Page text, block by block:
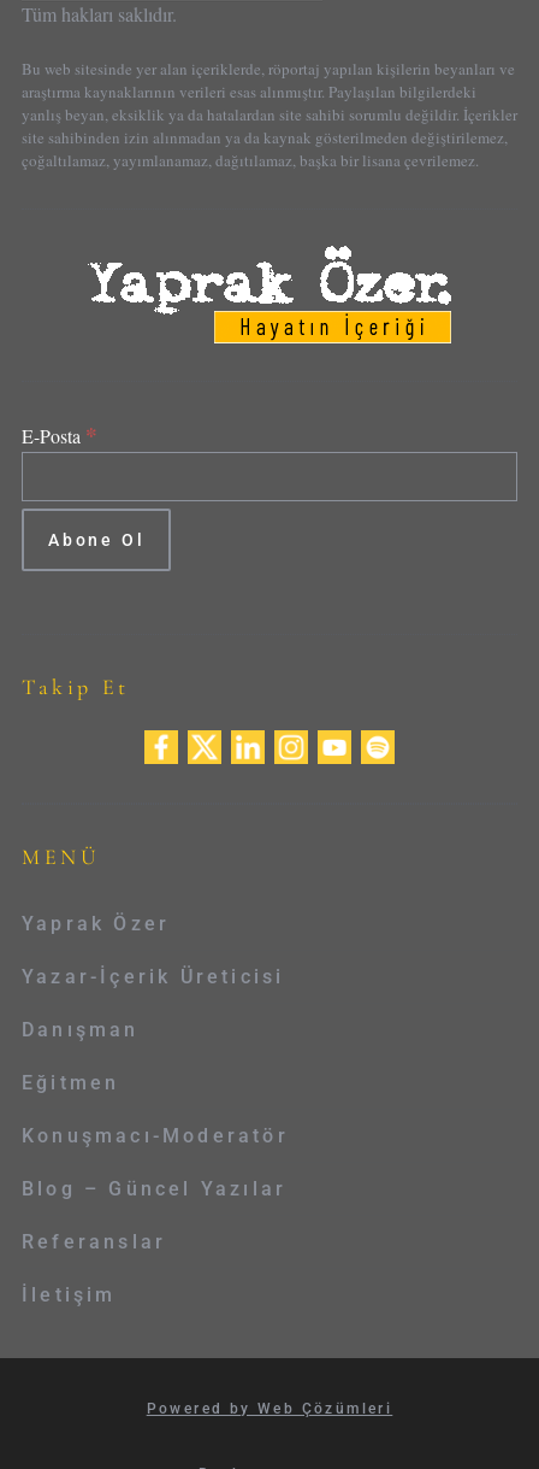
Tüm hakları saklıdır.
Bu web sitesinde yer alan içeriklerde, röportaj yapılan kişilerin beyanları ve
araştırma kaynaklarının verileri esas alınmıştır. Paylaşılan bilgilerdeki
yanlış beyan, eksiklik ya da hatalardan site sahibi sorumlu değildir. İçerikler
site sahibinden izin alınmadan ya da kaynak gösterilmeden değiştirilemez,
çoğaltılamaz, yayımlanamaz, dağıtılamaz, başka bir lisana çevrilemez.
E-Posta *
Takip Et
MENÜ
Yaprak Özer
Yazar-İçerik Üreticisi
Danışman
Eğitmen
Konuşmacı-Moderatör
Blog – Güncel Yazılar
Referanslar
İletişim
Powered by Web Çözümleri